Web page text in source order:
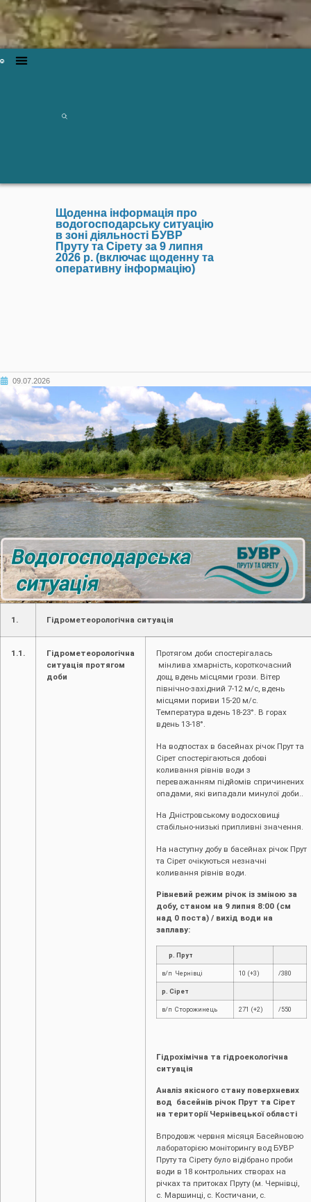
Щоденна інформація про
водогосподарську ситуацію
в зоні діяльності БУВР
Пруту та Сірету за 9 липня
2026 р. (включає щоденну та
оперативну інформацію)
09.07.2026
1. Гідрометеорологічна ситуація
1.1.
Гідрометеорологічна
ситуація протягом
доби
Протягом доби спостерігалась
мінлива хмарність, короткочасний
дощ, вдень місцями грози. Вітер
північно-західний 7-12 м/с, вдень
місцями пориви 15-20 м/с.
Температура вдень 18-23°. В горах
вдень 13-18°.
На водпостах в басейнах річок Прут та
Сірет спостерігаються добові
коливання рівнів води з
переважанням підйомів спричинених
опадами, які випадали минулої доби..
На Дністровському водосховищі
стабільно-низькі припливні значення.
На наступну добу в басейнах річок Прут
та Сірет очікуються незначні
коливання рівнів води.
Рівневий режим річок із зміною за
добу, станом на 9 липня 8:00 (см
над 0 поста) / вихід води на
заплаву:
р. Прут
в/п Чернівці 10 (+3) /380
р. Сірет
в/п Сторожинець 271 (+2) /550
Гідрохімічна та гідроекологічна
ситуація
Аналіз якісного стану поверхневих
вод басейнів річок Прут та Сірет
на території Чернівецької області
Впродовж червня місяця Басейновою
лабораторією моніторингу вод БУВР
Пруту та Сірету було відібрано проби
води в 18 контрольних створах на
річках та притоках Пруту (м. Чернівці,
c. Маршинці, с. Костичани, с.